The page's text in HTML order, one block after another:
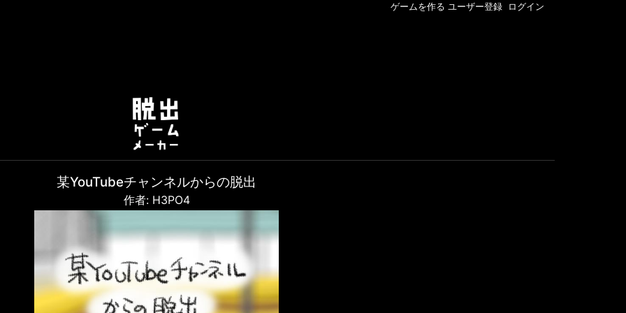
ゲームを作る ユーザー登録 ログイン
某YouTubeチャンネルからの脱出
作者: H3PO4